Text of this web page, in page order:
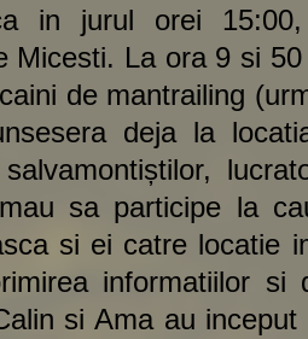
in jurul orei
Micesti. La ora 9 si
de mantrailing
deja la
sa participe la
si ei catre locatie
informatiilor si
si Ama au